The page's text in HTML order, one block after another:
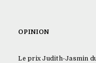
OPINION
Le prix Judith-Jasmin